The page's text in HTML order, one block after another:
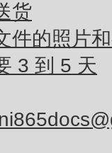
货
件的照片
3 到 5 天